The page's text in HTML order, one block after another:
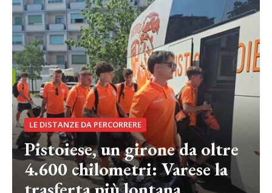
LE DISTANZE DA PERCORRERE
Pistoiese, un girone da oltre
4.600 chilometri: Varese la